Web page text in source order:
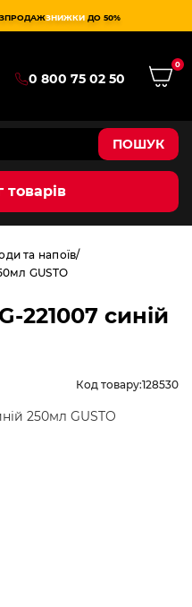
ЗНИЖКИ ДО 50%
0 800 75 02 50
0
ПОШУК
товарів
та напоїв
GUSTO
221007 синій
Код товару:128530